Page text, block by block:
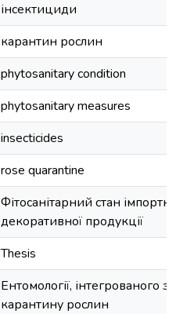
інсектициди
карантин рослин
phytosanitary condition
phytosanitary measures
insecticides
rose quarantine
Фітосанітарний стан
декоративної продукції
Thesis
Ентомології, інтегрованого
карантину рослин